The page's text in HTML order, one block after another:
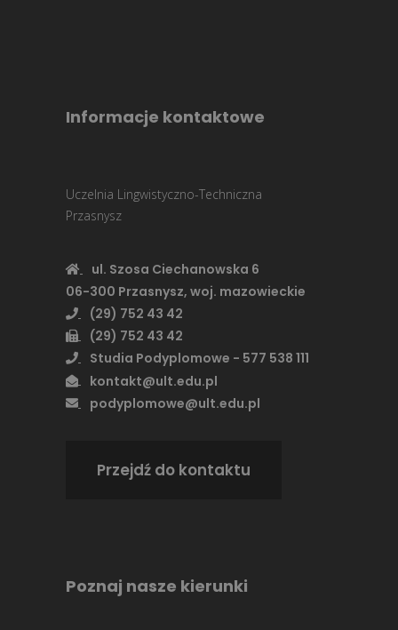
Informacje kontaktowe
Uczelnia Lingwistyczno-Techniczna
Przasnysz
ul. Szosa Ciechanowska 6
06-300 Przasnysz, woj. mazowieckie
(29) 752 43 42
(29) 752 43 42
Studia Podyplomowe - 577 538 111
kontakt@ult.edu.pl
podyplomowe@ult.edu.pl
Przejdź do kontaktu
Poznaj nasze kierunki